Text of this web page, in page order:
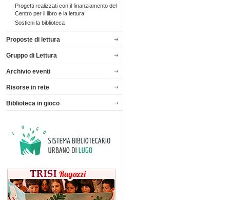
Progetti realizzati con il finanziamento del
Centro per il libro e la lettura
Sostieni la biblioteca
Proposte di lettura
Gruppo di Lettura
Archivio eventi
Risorse in rete
Biblioteca in gioco